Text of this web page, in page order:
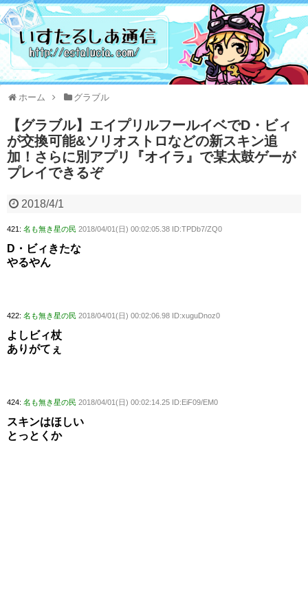
ホーム グラブル
【グラブル】エイプリルフールイベでD・ビィ
が交換可能&ソリオストロなどの新スキン追
加！さらに別アプリ『オイラ』で某太鼓ゲーが
プレイできるぞ
2018/4/1
421: 名も無き星の民 2018/04/01(日) 00:02:05.38 ID:TPDb7/ZQ0
D・ビィきたな
やるやん
422: 名も無き星の民 2018/04/01(日) 00:02:06.98 ID:xuguDnoz0
よしビィ杖
ありがてぇ
424: 名も無き星の民 2018/04/01(日) 00:02:14.25 ID:EiF09/EM0
スキンはほしい
とっとくか